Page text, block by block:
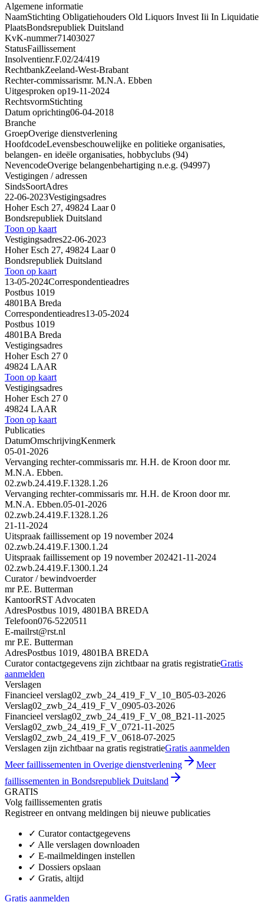
Algemene informatie
NaamStichting Obligatiehouders Old Liquors Invest Iii In Liquidatie
PlaatsBondsrepubliek Duitsland
KvK-nummer71403027
StatusFaillissement
Insolventienr.F.02/24/419
RechtbankZeeland-West-Brabant
Rechter-commissarismr. M.N.A. Ebben
Uitgesproken op19-11-2024
RechtsvormStichting
Datum oprichting06-04-2018
Branche
GroepOverige dienstverlening
HoofdcodeLevensbeschouwelijke en politieke organisaties,
belangen- en ideële organisaties, hobbyclubs (94)
NevencodeOverige belangenbehartiging n.e.g. (94997)
Vestigingen / adressen
SindsSoortAdres
22-06-2023Vestigingsadres
Hoher Esch 27, 49824 Laar 0
Bondsrepubliek Duitsland
Toon op kaart
Vestigingsadres22-06-2023
Hoher Esch 27, 49824 Laar 0
Bondsrepubliek Duitsland
Toon op kaart
13-05-2024Correspondentieadres
Postbus 1019
4801BA Breda
Correspondentieadres13-05-2024
Postbus 1019
4801BA Breda
Vestigingsadres
Hoher Esch 27 0
49824 LAAR
Toon op kaart
Vestigingsadres
Hoher Esch 27 0
49824 LAAR
Toon op kaart
Publicaties
DatumOmschrijvingKenmerk
05-01-2026
Vervanging rechter-commissaris mr. H.H. de Kroon door mr.
M.N.A. Ebben.
02.zwb.24.419.F.1328.1.26
Vervanging rechter-commissaris mr. H.H. de Kroon door mr.
M.N.A. Ebben.05-01-2026
02.zwb.24.419.F.1328.1.26
21-11-2024
Uitspraak faillissement op 19 november 2024
02.zwb.24.419.F.1300.1.24
Uitspraak faillissement op 19 november 202421-11-2024
02.zwb.24.419.F.1300.1.24
Curator / bewindvoerder
mr P.E. Butterman
KantoorRST Advocaten
AdresPostbus 1019, 4801BA BREDA
Telefoon076-5220511
E-mailrst@rst.nl
mr P.E. Butterman
AdresPostbus 1019, 4801BA BREDA
Curator contactgegevens zijn zichtbaar na gratis registratieGratis
aanmelden
Verslagen
Financieel verslag02_zwb_24_419_F_V_10_B05-03-2026
Verslag02_zwb_24_419_F_V_0905-03-2026
Financieel verslag02_zwb_24_419_F_V_08_B21-11-2025
Verslag02_zwb_24_419_F_V_0721-11-2025
Verslag02_zwb_24_419_F_V_0618-07-2025
Verslagen zijn zichtbaar na gratis registratieGratis aanmelden
Meer faillissementen in Overige dienstverlening
Meer
faillissementen in Bondsrepubliek Duitsland
GRATIS
Volg faillissementen gratis
Registreer en ontvang meldingen bij nieuwe publicaties
✓ Curator contactgegevens
✓ Alle verslagen downloaden
✓ E-mailmeldingen instellen
✓ Dossiers opslaan
✓ Gratis, altijd
Gratis aanmelden